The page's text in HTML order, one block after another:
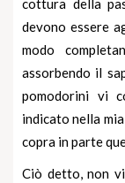
cottura della
devono essere
modo
assorbendo il
pomodorini vi
indicato nella
copra in parte
Ciò detto, non